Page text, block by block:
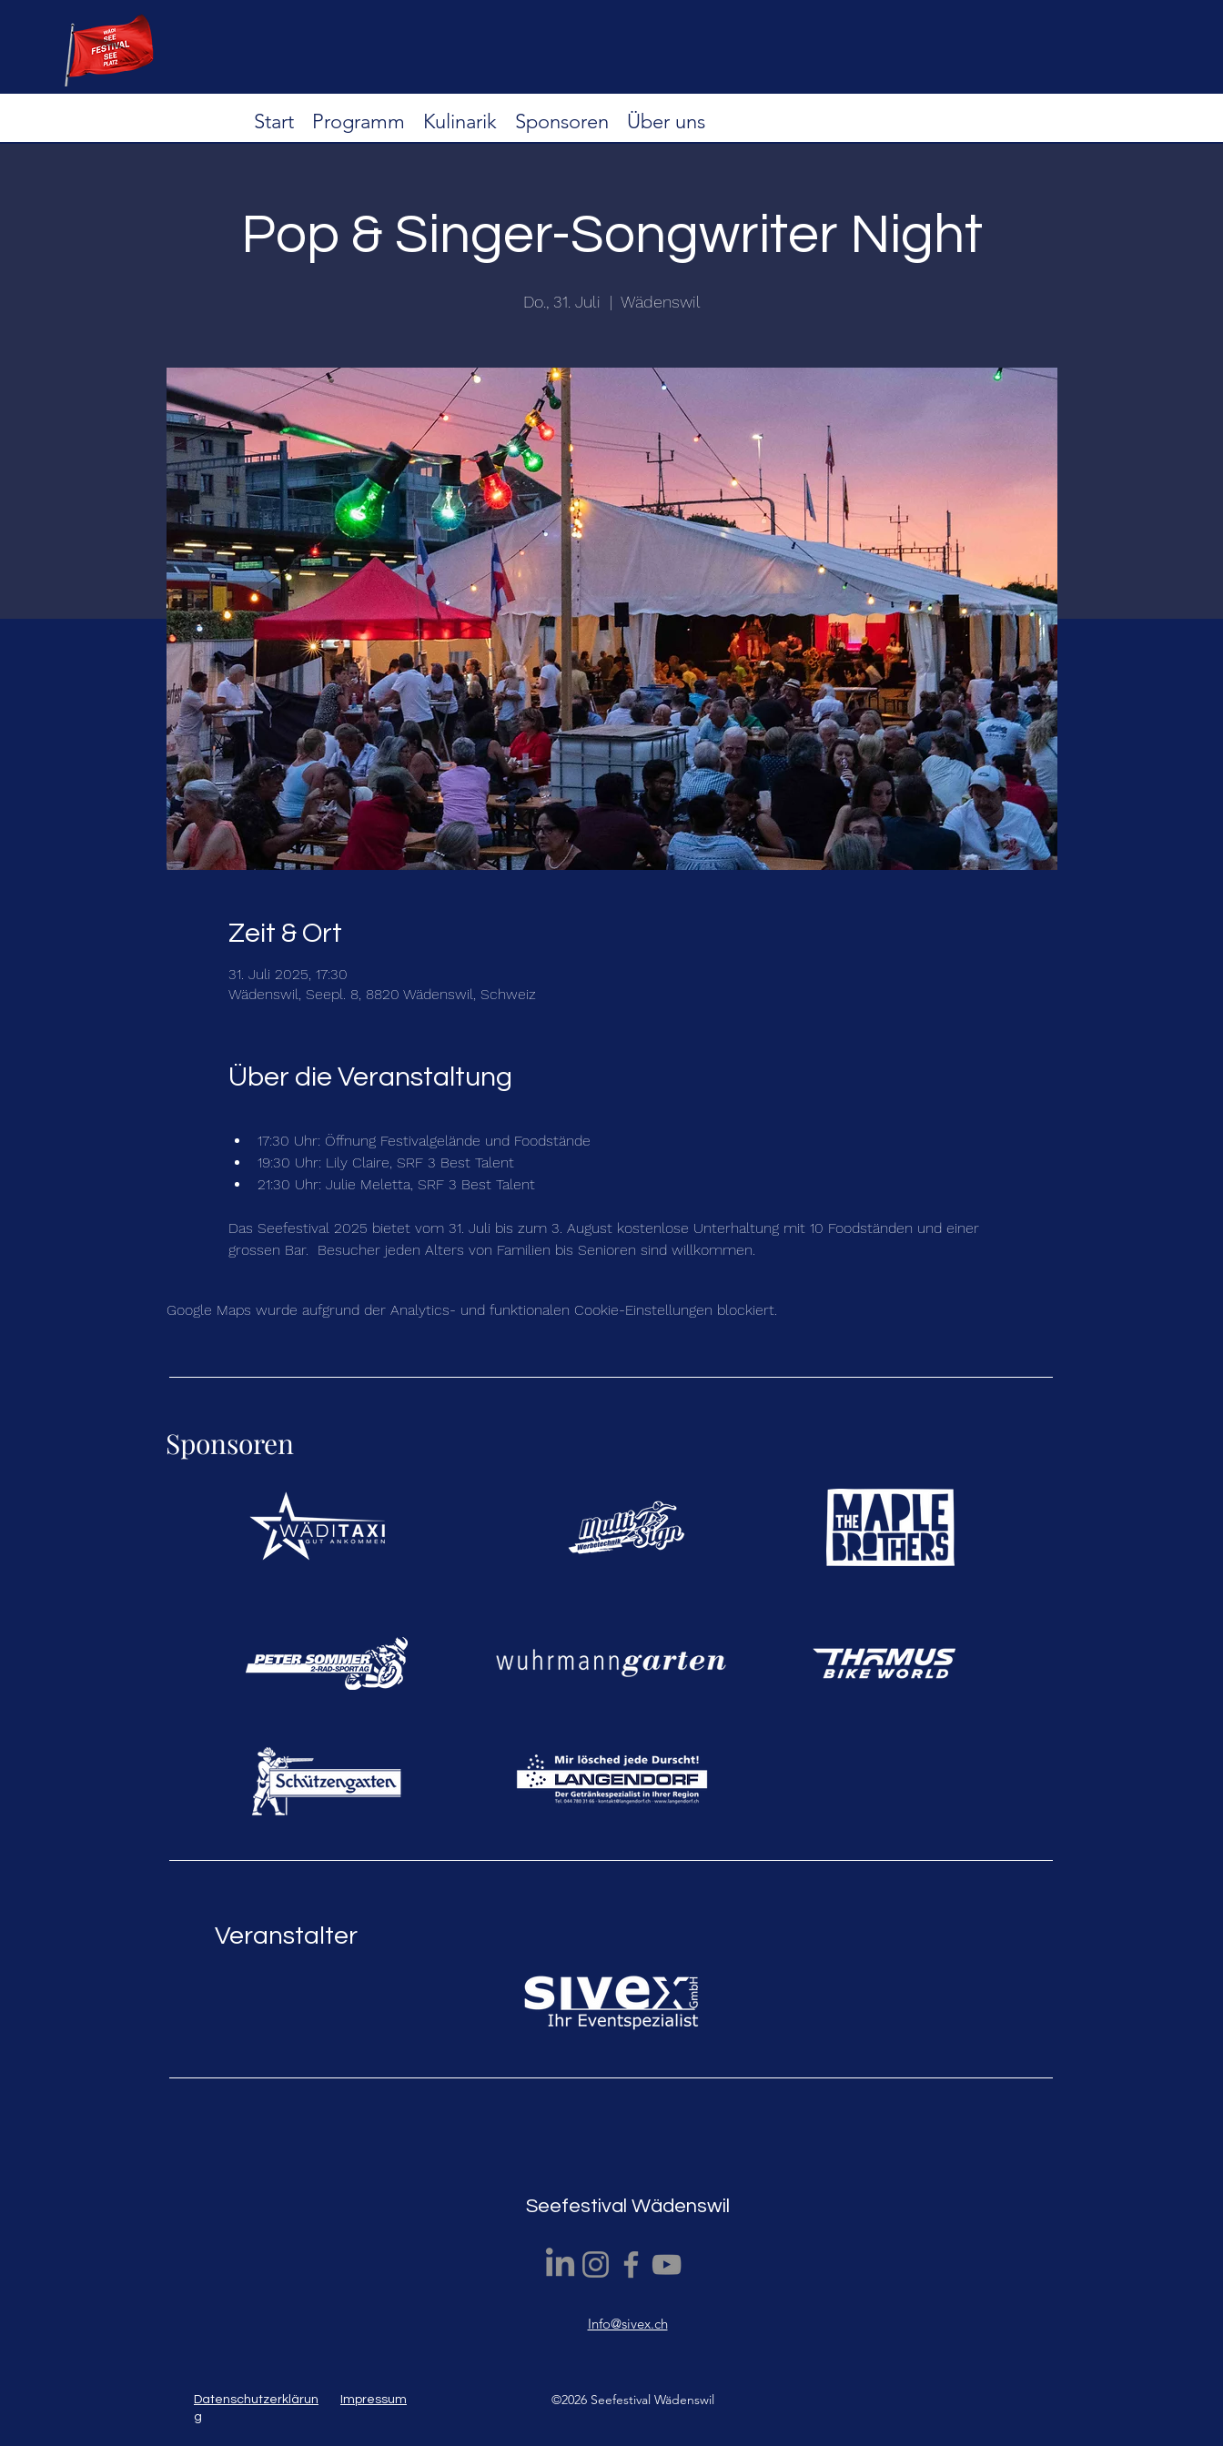
Start Programm Kulinarik Sponsoren Über uns
Pop & Singer-Songwriter Night
Do., 31. Juli
  |
Wädenswil
Zeit & Ort
31. Juli 2025, 17:30
Wädenswil, Seepl. 8, 8820 Wädenswil, Schweiz
Über die Veranstaltung
17:30 Uhr: Öffnung Festivalgelände und Foodstände
19:30 Uhr: Lily Claire, SRF 3 Best Talent
21:30 Uhr: Julie Meletta, SRF 3 Best Talent
Das Seefestival 2025 bietet vom 31. Juli bis zum 3. August kostenlose Unterhaltung mit 10 Foodständen und einer
grossen Bar.  Besucher jeden Alters von Familien bis Senioren sind willkommen.
Google Maps wurde aufgrund der Analytics- und funktionalen Cookie-Einstellungen blockiert.
Sponsoren
Veranstalter
Seefestival Wädenswil
Info@sivex.ch
Datenschutzerklärun
g
Impressum ©2026 Seefestival Wädenswil